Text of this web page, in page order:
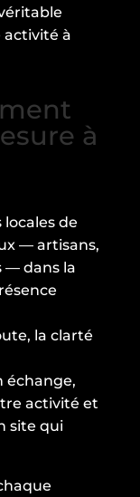
activité à
à
de
— artisans,
— dans la
la clarté
échange,
activité et
site qui